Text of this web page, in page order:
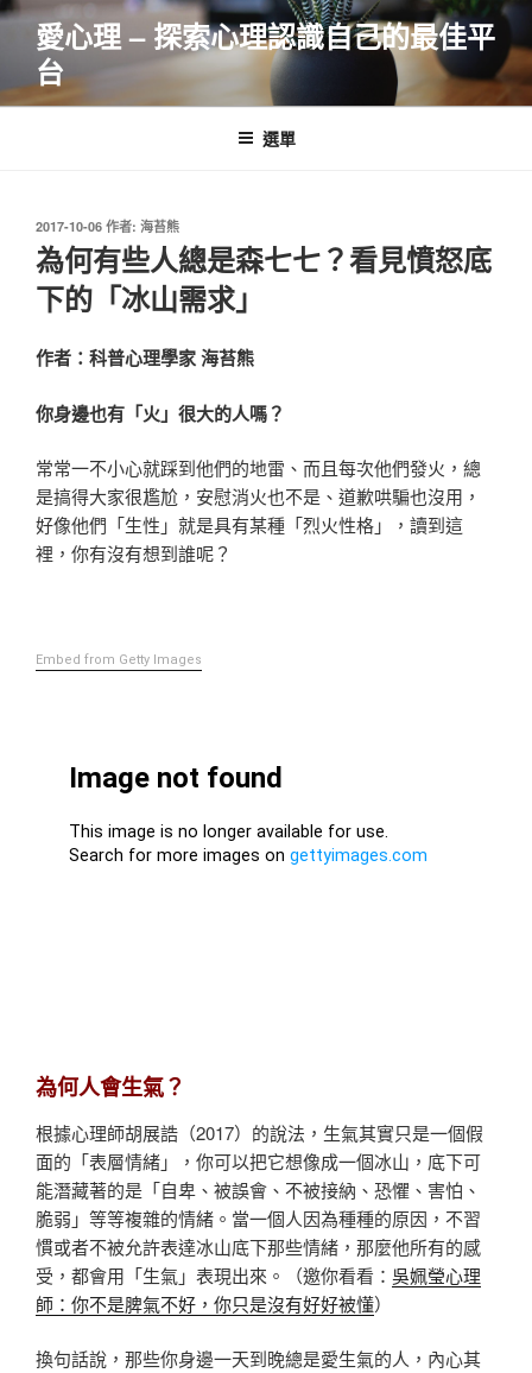
跳
要
愛心理 – 探索心理認識自己的最佳平
台
選單
發
佈
於
2017-10-06 作者: 海苔熊
為何有些人總是森七七？看見憤怒底
下的「冰山需求」
作者：科普心理學家 海苔熊
你身邊也有「火」很大的人嗎？
常常一不小心就踩到他們的地雷、而且每次他們發火，總
是搞得大家很尷尬，安慰消火也不是、道歉哄騙也沒用，
好像他們「生性」就是具有某種「烈火性格」，讀到這
裡，你有沒有想到誰呢？
Embed from Getty Images
為何人會生氣？
根據心理師胡展誥（2017）的說法，生氣其實只是一個假
面的「表層情緒」，你可以把它想像成一個冰山，底下可
能潛藏著的是「自卑、被誤會、不被接納、恐懼、害怕、
脆弱」等等複雜的情緒。當一個人因為種種的原因，不習
慣或者不被允許表達冰山底下那些情緒，那麼他所有的感
受，都會用「生氣」表現出來。（邀你看看： 吳姵瑩心理
師：你不是脾氣不好，你只是沒有好好被懂）
換句話說，那些你身邊一天到晚總是愛生氣的人，內心其